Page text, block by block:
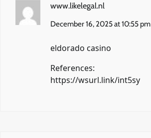
www.likelegal.nl
December 16, 2025 at 10:55 pm
eldorado casino
References:
https://wsurl.link/int5sy